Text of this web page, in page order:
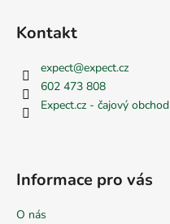
Kontakt
expect@expect.cz
602 473 808
Expect.cz - čajový obchod
Informace pro vás
O nás